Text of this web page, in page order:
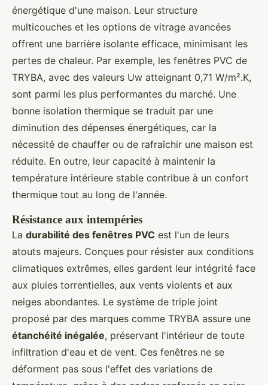
énergétique d'une maison. Leur structure
multicouches et les options de vitrage avancées
offrent une barrière isolante efficace, minimisant les
pertes de chaleur. Par exemple, les fenêtres PVC de
TRYBA, avec des valeurs Uw atteignant 0,71 W/m².K,
sont parmi les plus performantes du marché. Une
bonne isolation thermique se traduit par une
diminution des dépenses énergétiques, car la
nécessité de chauffer ou de rafraîchir une maison est
réduite. En outre, leur capacité à maintenir la
température intérieure stable contribue à un confort
thermique tout au long de l'année.
Résistance aux intempéries
La durabilité des fenêtres PVC est l'un de leurs
atouts majeurs. Conçues pour résister aux conditions
climatiques extrêmes, elles gardent leur intégrité face
aux pluies torrentielles, aux vents violents et aux
neiges abondantes. Le système de triple joint
proposé par des marques comme TRYBA assure une
étanchéité inégalée, préservant l'intérieur de toute
infiltration d'eau et de vent. Ces fenêtres ne se
déforment pas sous l'effet des variations de